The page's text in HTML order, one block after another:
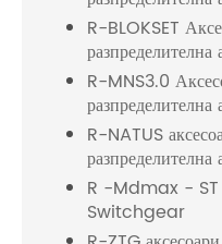
R-BLOKSET
разпределителна
R-MNS3.0
разпределителна
R-NATUS
разпределителна
R -Mdmax - ST
Switchgear